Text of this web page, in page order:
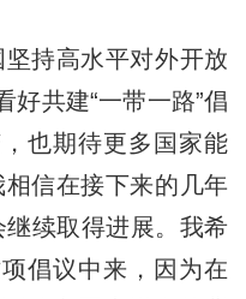
持高水平对外开放
好共建“一带一路”倡
也期待更多国家能
信在接下来的几年
继续取得进展。我希
倡议中来，因为在